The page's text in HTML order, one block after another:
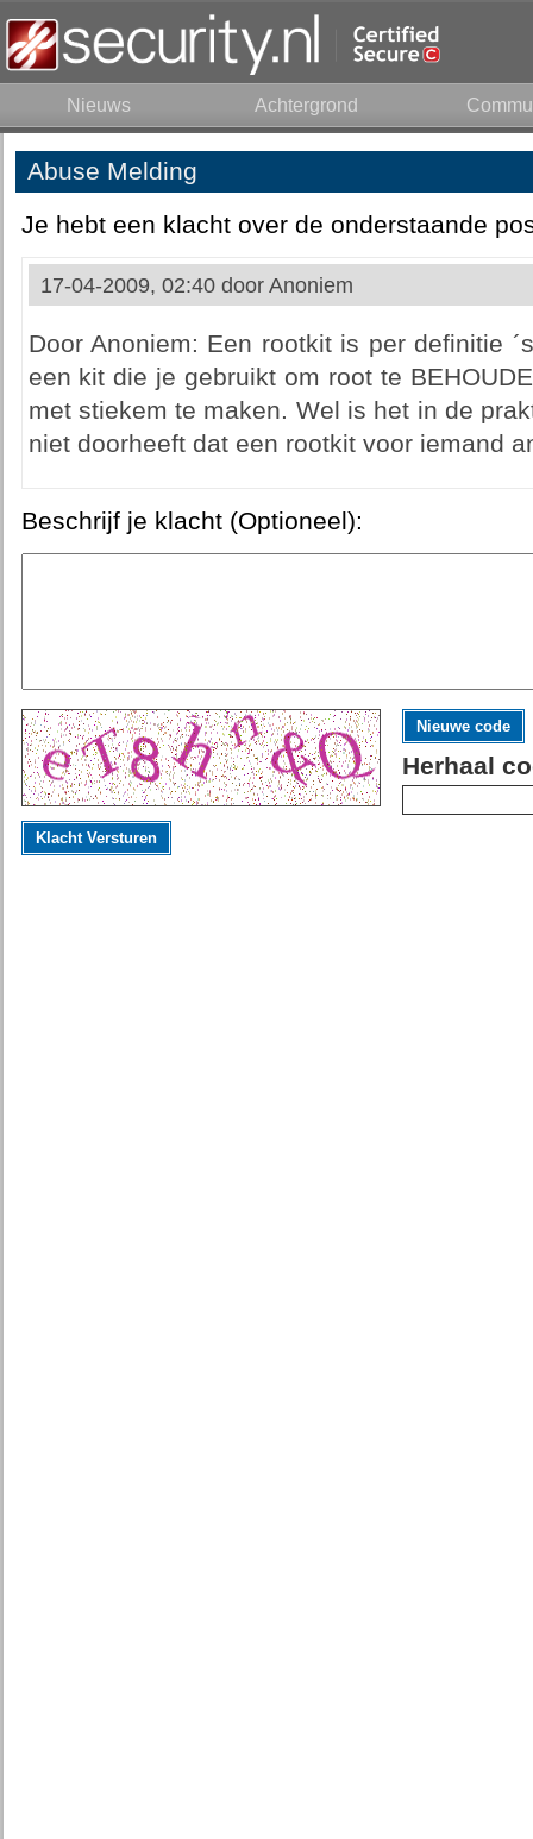
Nieuws Achtergrond
Abuse Melding
Je hebt een klacht over de onderstaande
17-04-2009, 02:40 door Anoniem
Door Anoniem: Een rootkit is per definitie
een kit die je gebruikt om root te
met stiekem te maken. Wel is het in de
niet doorheeft dat een rootkit voor iemand
Beschrijf je klacht (Optioneel):
Nieuwe code
Herhaal
Klacht Versturen